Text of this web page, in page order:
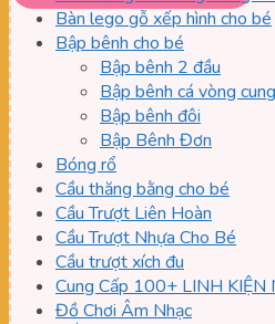
Bàn lego gỗ xếp hình cho bé
Bập bênh cho bé
Bập bênh 2 đầu
Bập bênh cá vòng cung
Bập bênh đôi
Bập Bênh Đơn
Bóng rổ
Cầu thăng bằng cho bé
Cầu Trượt Liên Hoàn
Cầu Trượt Nhựa Cho Bé
Cầu trượt xích đu
Cung Cấp 100+ LINH
Đồ Chơi Âm Nhạc